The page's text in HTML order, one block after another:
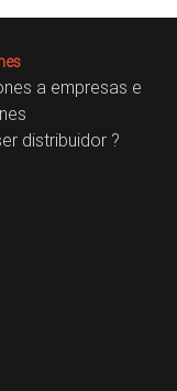
a empresas e
distribuidor ?